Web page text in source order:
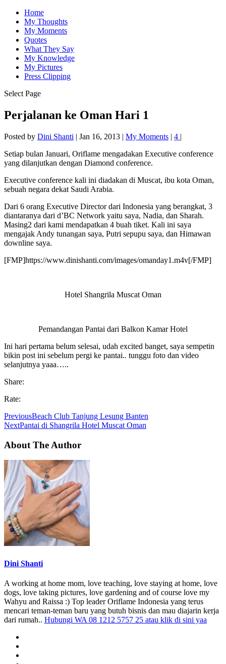
Home
My Thoughts
My Moments
Quotes
What They Say
My Knowledge
My Pictures
Press Clipping
Select Page
Perjalanan ke Oman Hari 1
Posted by Dini Shanti | Jan 16, 2013 | My Moments | 4 |
Setiap bulan Januari, Oriflame mengadakan Executive conference
yang dilanjutkan dengan Diamond conference.
Executive conference kali ini diadakan di Muscat, ibu kota Oman,
sebuah negara dekat Saudi Arabia.
Dari 6 orang Executive Director dari Indonesia yang berangkat, 3
diantaranya dari d’BC Network yaitu saya, Nadia, dan Sharah.
Masing2 dari kami mendapatkan 4 buah tiket. Kali ini saya
mengajak Andy tunangan saya, Putri sepupu saya, dan Himawan
downline saya.
[FMP]https://www.dinishanti.com/images/omanday1.m4v[/FMP]
Hotel Shangrila Muscat Oman
Pemandangan Pantai dari Balkon Kamar Hotel
Ini hari pertama belum selesai, udah excited banget, saya sempetin
bikin post ini sebelum pergi ke pantai.. tunggu foto dan video
selanjutnya yaaa…..
Share:
Rate:
PreviousBeach Club Tanjung Lesung Banten
NextPantai di Shangrila Hotel Muscat Oman
About The Author
Dini Shanti
A working at home mom, love teaching, love staying at home, love
dogs, love taking pictures, love gardening and of course love my
Wahyu and Raissa :) Top leader Oriflame Indonesia yang terus
mencari teman-teman baru yang butuh bisnis dan mau diajarin kerja
dari rumah.. Hubungi WA 08 1212 5757 25 atau klik di sini yaa